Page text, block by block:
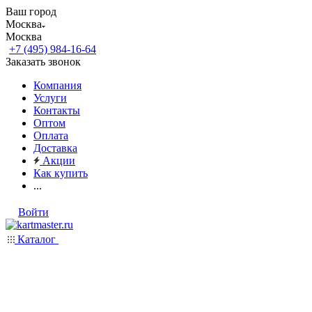
Ваш город
Москва
Москва
+7 (495) 984-16-64
Заказать звонок
Компания
Услуги
Контакты
Оптом
Оплата
Доставка
Акции
Как купить
...
Войти
Каталог